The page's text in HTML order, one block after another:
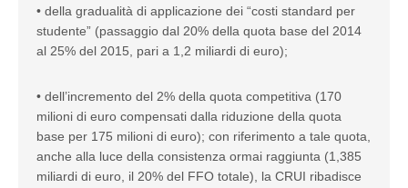
• della gradualità di applicazione dei “costi standard per
studente” (passaggio dal 20% della quota base del 2014
al 25% del 2015, pari a 1,2 miliardi di euro);
• dell’incremento del 2% della quota competitiva (170
milioni di euro compensati dalla riduzione della quota
base per 175 milioni di euro); con riferimento a tale quota,
anche alla luce della consistenza ormai raggiunta (1,385
miliardi di euro, il 20% del FFO totale), la CRUI ribadisce